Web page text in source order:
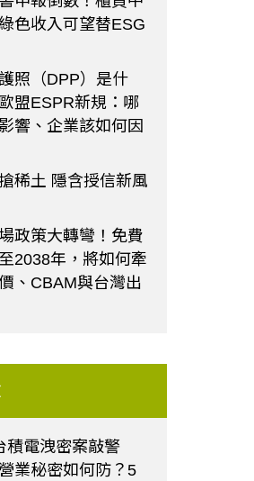
色收入可望替ESG
照（DPP）是什
盟ESPR新規：哪
響、企業該如何因
稀土 隱含授信新風
政策大轉彎！免費
2038年，將如何牽
、CBAM與台灣出
積電洩密案敲警
業秘密如何防？5